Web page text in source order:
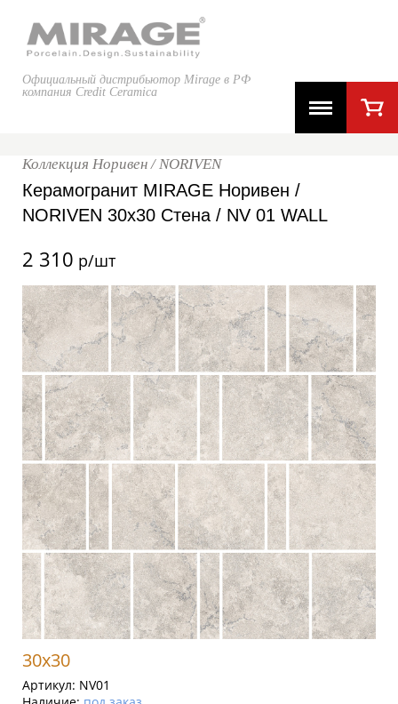
Официальный дистрибьютор Mirage в РФ
компания Credit Ceramica
Коллекция Норивен / NORIVEN
Керамогранит MIRAGE Норивен /
NORIVEN 30x30 Стена / NV 01 WALL
2 310 р/шт
30x30
Артикул: NV01